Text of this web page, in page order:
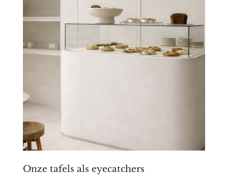
Onze tafels als eyecatchers